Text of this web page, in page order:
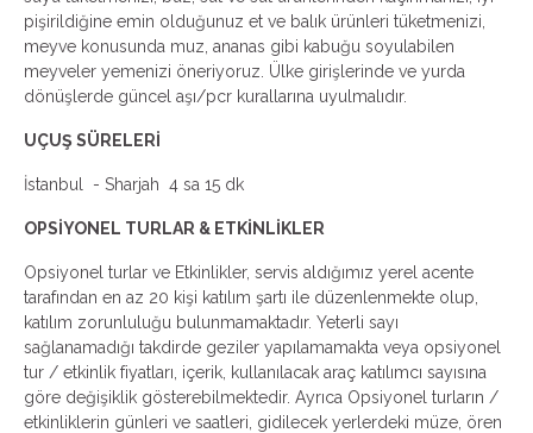
pişirildiğine emin olduğunuz et ve balık ürünleri tüketmenizi,
meyve konusunda muz, ananas gibi kabuğu soyulabilen
meyveler yemenizi öneriyoruz. Ülke girişlerinde ve yurda
dönüşlerde güncel aşı/pcr kurallarına uyulmalıdır.
UÇUŞ SÜRELERİ
İstanbul - Sharjah 4 sa 15 dk
OPSİYONEL TURLAR & ETKİNLİKLER
Opsiyonel turlar ve Etkinlikler, servis aldığımız yerel acente
tarafından en az 20 kişi katılım şartı ile düzenlenmekte olup,
katılım zorunluluğu bulunmamaktadır. Yeterli sayı
sağlanamadığı takdirde geziler yapılamamakta veya opsiyonel
tur / etkinlik fiyatları, içerik, kullanılacak araç katılımcı sayısına
göre değişiklik gösterebilmektedir. Ayrıca Opsiyonel turların /
etkinliklerin günleri ve saatleri, gidilecek yerlerdeki müze, ören